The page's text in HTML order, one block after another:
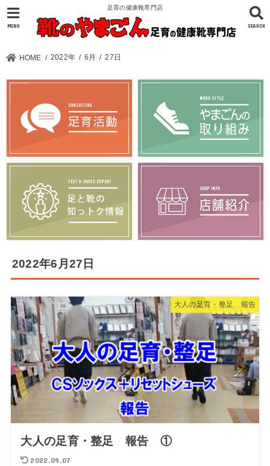
足育の健康靴専門店
SEARCH
MENU
HOME 2022年 6月 27日
2022年6月27日
大人の足育・整足 報告
大人の足育・整足 報告 ①
2022.09.07